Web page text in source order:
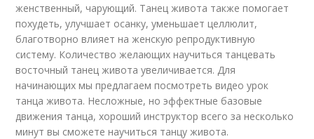
женственный, чарующий. Танец живота также помогает
похудеть, улучшает осанку, уменьшает целлюлит,
благотворно влияет на женскую репродуктивную
систему. Количество желающих научиться танцевать
восточный танец живота увеличивается. Для
начинающих мы предлагаем посмотреть видео урок
танца живота. Несложные, но эффектные базовые
движения танца, хороший инструктор всего за несколько
минут вы сможете научиться танцу живота.